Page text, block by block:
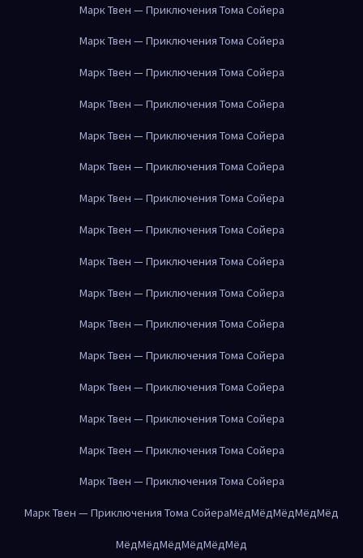
Марк Твен — Приключения Тома Сойера
Марк Твен — Приключения Тома Сойера
Марк Твен — Приключения Тома Сойера
Марк Твен — Приключения Тома Сойера
Марк Твен — Приключения Тома Сойера
Марк Твен — Приключения Тома Сойера
Марк Твен — Приключения Тома Сойера
Марк Твен — Приключения Тома Сойера
Марк Твен — Приключения Тома Сойера
Марк Твен — Приключения Тома Сойера
Марк Твен — Приключения Тома Сойера
Марк Твен — Приключения Тома Сойера
Марк Твен — Приключения Тома Сойера
Марк Твен — Приключения Тома Сойера
Марк Твен — Приключения Тома Сойера
Марк Твен — Приключения Тома Сойера
Марк Твен — Приключения Тома СойераМёдМёдМёдМёдМёд
МёдМёдМёдМёдМёдМёд